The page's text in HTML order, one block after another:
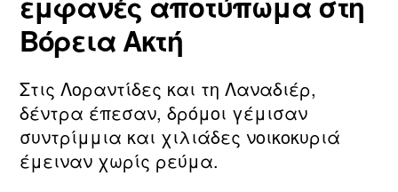
Βόρεια Ακτή
Στις Λοραντίδες και τη Λαναδιέρ,
δέντρα έπεσαν, δρόμοι γέμισαν
συντρίμμια και χιλιάδες νοικοκυριά
έμειναν χωρίς ρεύμα.